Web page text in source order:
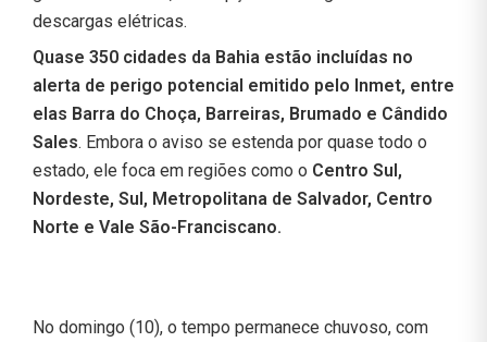
descargas elétricas.
Quase 350 cidades da Bahia estão incluídas no
alerta de perigo potencial emitido pelo Inmet, entre
elas Barra do Choça, Barreiras, Brumado e Cândido
Sales. Embora o aviso se estenda por quase todo o
estado, ele foca em regiões como o Centro Sul,
Nordeste, Sul, Metropolitana de Salvador, Centro
Norte e Vale São-Franciscano.
No domingo (10), o tempo permanece chuvoso, com